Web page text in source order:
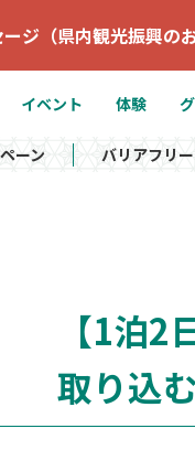
ジ（県内観光振興の
イベント 体験
ーン バリアフリー
【1泊
取り込